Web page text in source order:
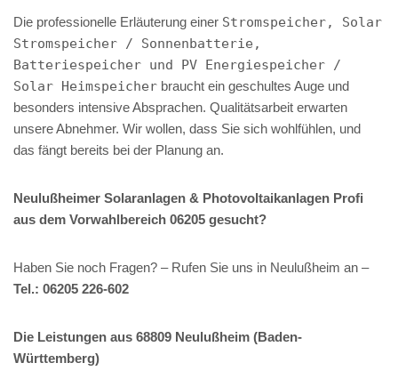
Die professionelle Erläuterung einer Stromspeicher, Solar
Stromspeicher / Sonnenbatterie,
Batteriespeicher und PV Energiespeicher /
Solar Heimspeicher braucht ein geschultes Auge und
besonders intensive Absprachen. Qualitätsarbeit erwarten
unsere Abnehmer. Wir wollen, dass Sie sich wohlfühlen, und
das fängt bereits bei der Planung an.
Neulußheimer Solaranlagen & Photovoltaikanlagen Profi
aus dem Vorwahlbereich 06205 gesucht?
Haben Sie noch Fragen? – Rufen Sie uns in Neulußheim an –
Tel.: 06205 226-602
Die Leistungen aus 68809 Neulußheim (Baden-
Württemberg)